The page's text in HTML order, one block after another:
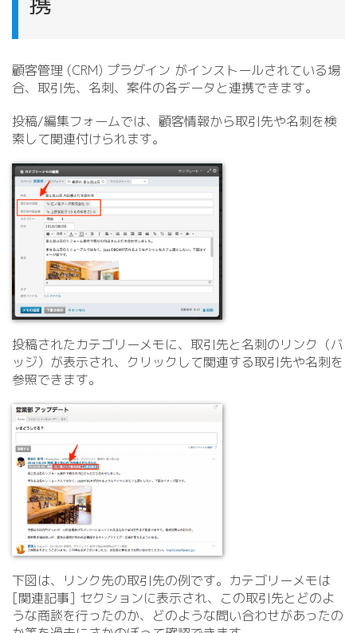
顧客管理 (CRM) プラグイン がインストールされている場
合、取引先、名刺、案件の各データと連携できます。
投稿/編集フォームでは、顧客情報から取引先や名刺を検
索して関連付けられます。
投稿されたカテゴリーメモに、取引先と名刺のリンク（バ
ッジ）が表示され、クリックして関連する取引先や名刺を
参照できます。
下図は、リンク先の取引先の例です。カテゴリーメモは
[関連記事] セクションに表示され、この取引先とどのよ
うな商談を行ったのか、どのような問い合わせがあったの